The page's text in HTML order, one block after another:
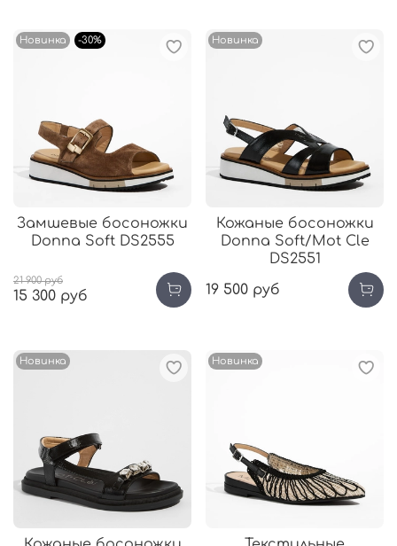
Новинка -30%
Замшевые босоножки
Donna Soft DS2555
21 900 руб
15 300 руб
Новинка
Кожаные босоножки
Donna Soft/Mot Cle
DS2551
19 500 руб
Новинка Новинка